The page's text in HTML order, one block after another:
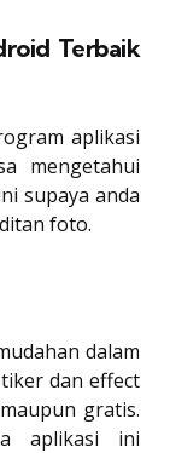
Terbaik
aplikasi
mengetahui
supaya anda
foto.
dalam
dan effect
gratis.
aplikasi ini